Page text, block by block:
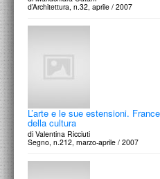
d’Architettura, n.32, aprile / 2007
L’arte e le sue estensioni.
della cultura
di Valentina Ricciuti
Segno, n.212, marzo-aprile / 2007